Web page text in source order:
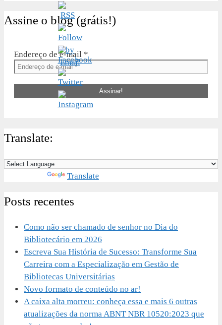
Assine o blog (grátis!)
Endereço de e-mail *
Translate:
Translate
Posts recentes
Como não ser chamado de senhor no Dia do
Bibliotecário em 2026
Escreva Sua História de Sucesso: Transforme Sua
Carreira com a Especialização em Gestão de
Bibliotecas Universitárias
Novo formato de conteúdo no ar!
A caixa alta morreu: conheça essa e mais 6 outras
atualizações da norma ABNT NBR 10520:2023 que